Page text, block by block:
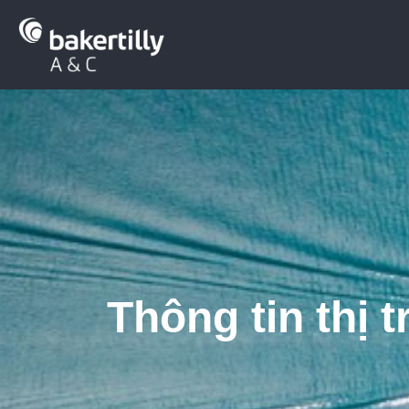
Thông tin thị